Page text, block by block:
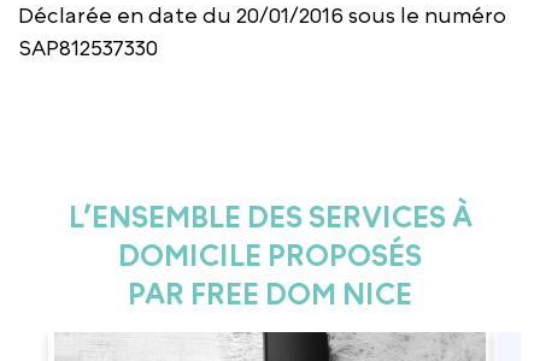
Déclarée en date du 20/01/2016 sous le numéro
SAP812537330
L’ENSEMBLE DES SERVICES À
DOMICILE PROPOSÉS
PAR FREE DOM NICE